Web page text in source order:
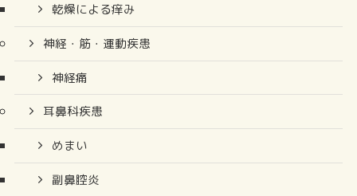
乾燥による痒み
神経・筋・運動疾患
神経痛
耳鼻科疾患
めまい
副鼻腔炎